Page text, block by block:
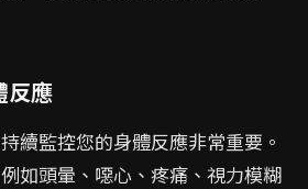
反應
續監控您的身體反應非常重要。
如頭暈、噁心、疼痛、視力模糊